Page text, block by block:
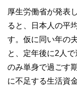
厚生労働省が発表
ると、日本人の平
す。仮に同い年の
と、定年後に2人
のみ単身で過ごす
に不足する生活資